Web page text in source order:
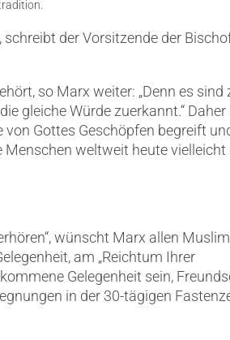
schreibt der Vorsitzende der
so Marx weiter: „Denn es
gleiche Würde zuerkannt.“
von Gottes Geschöpfen begreift
Menschen weltweit heute
wünscht Marx allen
am „Reichtum Ihrer
Gelegenheit sein,
in der 30-tägigen